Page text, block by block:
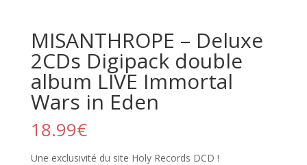
MISANTHROPE – Deluxe
2CDs Digipack double
album LIVE Immortal
Wars in Eden
18.99€
Une exclusivité du site Holy Records DCD !